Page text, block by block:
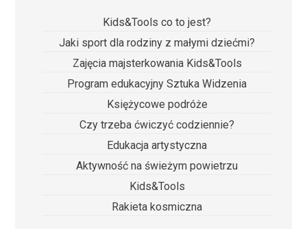
Kids&Tools co to jest?
Jaki sport dla rodziny z małymi dziećmi?
Zajęcia majsterkowania Kids&Tools
Program edukacyjny Sztuka Widzenia
Księżycowe podróże
Czy trzeba ćwiczyć codziennie?
Edukacja artystyczna
Aktywność na świeżym powietrzu
Kids&Tools
Rakieta kosmiczna